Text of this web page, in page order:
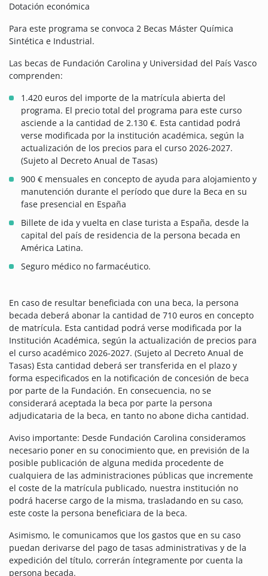
Dotación económica
Para este programa se convoca 2 Becas Máster Química
Sintética e Industrial.
Las becas de Fundación Carolina y Universidad del País Vasco
comprenden:
1.420 euros del importe de la matrícula abierta del
programa. El precio total del programa para este curso
asciende a la cantidad de 2.130 €. Esta cantidad podrá
verse modificada por la institución académica, según la
actualización de los precios para el curso 2026-2027.
(Sujeto al Decreto Anual de Tasas)
900 € mensuales en concepto de ayuda para alojamiento y
manutención durante el período que dure la Beca en su
fase presencial en España
Billete de ida y vuelta en clase turista a España, desde la
capital del país de residencia de la persona becada en
América Latina.
Seguro médico no farmacéutico.
En caso de resultar beneficiada con una beca, la persona
becada deberá abonar la cantidad de 710 euros en concepto
de matrícula. Esta cantidad podrá verse modificada por la
Institución Académica, según la actualización de precios para
el curso académico 2026-2027. (Sujeto al Decreto Anual de
Tasas) Esta cantidad deberá ser transferida en el plazo y
forma especificados en la notificación de concesión de beca
por parte de la Fundación. En consecuencia, no se
considerará aceptada la beca por parte la persona
adjudicataria de la beca, en tanto no abone dicha cantidad.
Aviso importante: Desde Fundación Carolina consideramos
necesario poner en su conocimiento que, en previsión de la
posible publicación de alguna medida procedente de
cualquiera de las administraciones públicas que incremente
el coste de la matrícula publicado, nuestra institución no
podrá hacerse cargo de la misma, trasladando en su caso,
este coste la persona beneficiara de la beca.
Asimismo, le comunicamos que los gastos que en su caso
puedan derivarse del pago de tasas administrativas y de la
expedición del título, correrán íntegramente por cuenta la
persona becada.